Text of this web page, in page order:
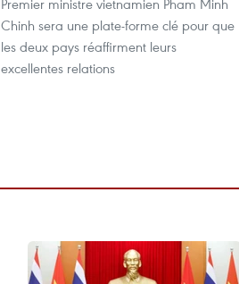
Premier ministre vietnamien Pham Minh
Chinh sera une plate-forme clé pour que
les deux pays réaffirment leurs
excellentes relations